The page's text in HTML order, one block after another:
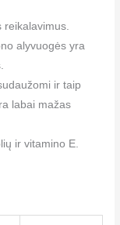
reikalavimus.
alyvuogės yra
ir taip
labai mažas
ir vitamino E.